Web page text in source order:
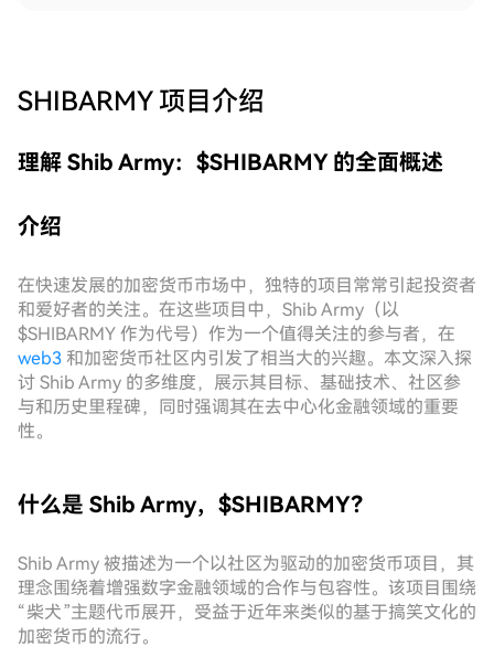
SHIBARMY 项目介绍
理解 Shib Army：$SHIBARMY 的全面概述
介绍
在快速发展的加密货币市场中，独特的项目常常引起投资者
和爱好者的关注。在这些项目中，Shib Army（以
$SHIBARMY 作为代号）作为一个值得关注的参与者，在
web3 和加密货币社区内引发了相当大的兴趣。本文深入探
讨 Shib Army 的多维度，展示其目标、基础技术、社区参
与和历史里程碑，同时强调其在去中心化金融领域的重要
性。
什么是 Shib Army，$SHIBARMY？
Shib Army 被描述为一个以社区为驱动的加密货币项目，其
理念围绕着增强数字金融领域的合作与包容性。该项目围绕
“柴犬”主题代币展开，受益于近年来类似的基于搞笑文化的
加密货币的流行。